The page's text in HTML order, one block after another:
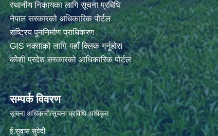
स्थानीय निकायका लागि सूचना प्रबिधि
नेपाल सरकारको अधिकारिक पोर्टल
राष्ट्रिय पुननिर्माण प्राधिकरण
GIS नक्साको लागि यहाँ क्लिक गर्नुहोस
कोशी प्रदेश सरकारको आधिकारिक पोर्टल
सम्पर्क विवरण
सूचना अधिकारी/सूचना प्रविधि अधिकृत
ई.सुवास सुवेदी